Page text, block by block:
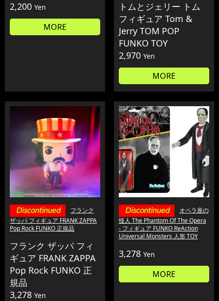
2,200 Yen
MORE
トムとジェリー トム
フィギュア Tom &
Jerry TOM POP
FUNKO TOY
2,970 Yen
MORE
フランク
ザッパ フィギュア FRANK ZAPPA
Pop Rock FUNKO 正規品
フランク ザッパ フィ
ギュア FRANK ZAPPA
Pop Rock FUNKO 正
規品
3,278 Yen
オペラ座の
怪人 The Phantom Of The Opera
- フィギュア FUNKO ReAction
Universal Monsters 人形 TOY
3,278 Yen
MORE